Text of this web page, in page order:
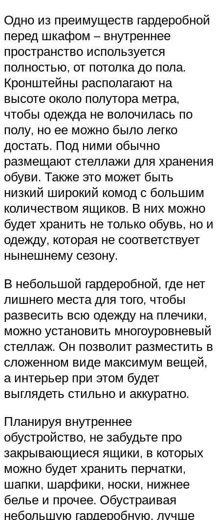
Одно из преимуществ гардеробной
перед шкафом – внутреннее
пространство используется
полностью, от потолка до пола.
Кронштейны располагают на
высоте около полутора метра,
чтобы одежда не волочилась по
полу, но ее можно было легко
достать. Под ними обычно
размещают стеллажи для хранения
обуви. Также это может быть
низкий широкий комод с большим
количеством ящиков. В них можно
будет хранить не только обувь, но и
одежду, которая не соответствует
нынешнему сезону.
В небольшой гардеробной, где нет
лишнего места для того, чтобы
развесить всю одежду на плечики,
можно установить многоуровневый
стеллаж. Он позволит разместить в
сложенном виде максимум вещей,
а интерьер при этом будет
выглядеть стильно и аккуратно.
Планируя внутреннее
обустройство, не забудьте про
закрывающиеся ящики, в которых
можно будет хранить перчатки,
шапки, шарфики, носки, нижнее
белье и прочее. Обустраивая
небольшую гардеробную, лучше